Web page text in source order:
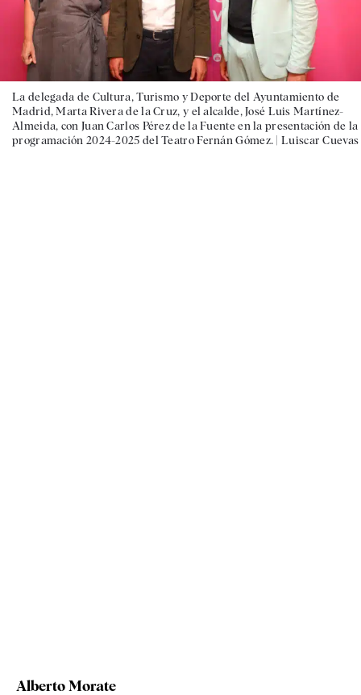
La delegada de Cultura, Turismo y Deporte del Ayuntamiento de
Madrid, Marta Rivera de la Cruz, y el alcalde, José Luis Martínez-
Almeida, con Juan Carlos Pérez de la Fuente en la presentación de la
programación 2024-2025 del Teatro Fernán Gómez. | Luiscar Cuevas
Alberto Morate